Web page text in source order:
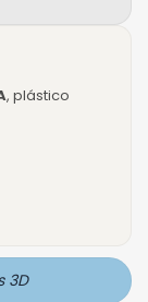
, plástico
3D